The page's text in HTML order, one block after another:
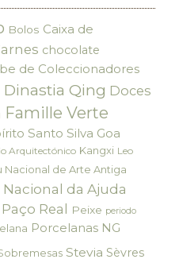
Bolos Caixa de
chocolate
de Coleccionadores
Dinastia Qing Doces
Famille Verte
Santo Silva Goa
Arquitectónico Kangxi Leo
Nacional de Arte Antiga
Nacional da Ajuda
Paço Real Peixe periodo
Porcelanas NG
Stevia Sèvres